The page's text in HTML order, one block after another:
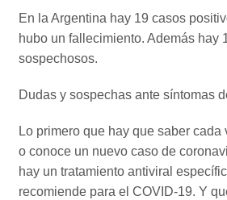
En la Argentina hay 19 casos
hubo un fallecimiento. Además hay
sospechosos.
Dudas y sospechas ante síntomas
Lo primero que hay que saber cada
o conoce un nuevo caso de
hay un tratamiento antiviral
recomiende para el COVID-19. Y